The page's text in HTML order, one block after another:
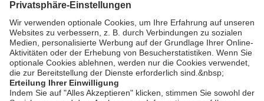
bookmark_border
6. Aug. 2026 05:15 Min.
Stephanskirchen schafft erste
regionale Biodiversitätsmarke